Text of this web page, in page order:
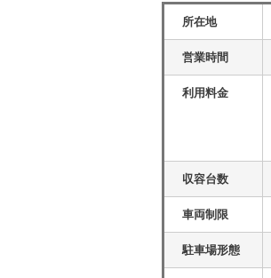
所在地
営業時間
利用料金
収容台数
車両制限
駐車場形態